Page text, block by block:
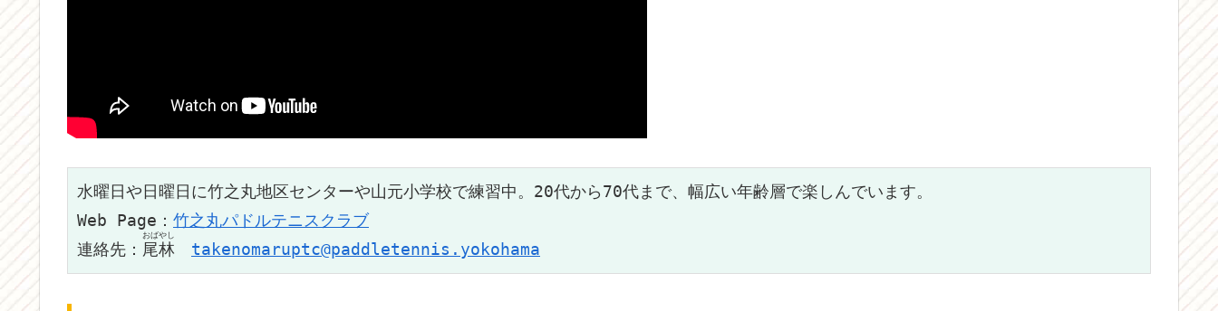
水曜日や日曜日に竹之丸地区センターや山元小学校で練習中。20代から70代まで、幅広い年齢層で楽しんでいます。
Web Page： 竹之丸パドルテニスクラブ
連絡先： 尾林
おばやし
takenomaruptc@paddletennis.yokohama